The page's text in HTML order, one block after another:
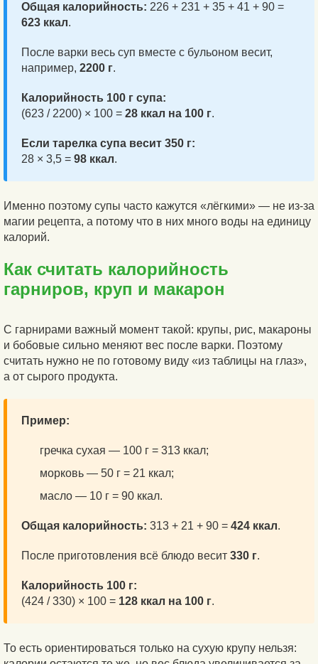
Общая калорийность: 226 + 231 + 35 + 41 + 90 =
623 ккал.
После варки весь суп вместе с бульоном весит,
например, 2200 г.
Калорийность 100 г супа:
(623 / 2200) × 100 = 28 ккал на 100 г.
Если тарелка супа весит 350 г:
28 × 3,5 = 98 ккал.
Именно поэтому супы часто кажутся «лёгкими» — не из-за
магии рецепта, а потому что в них много воды на единицу
калорий.
Как считать калорийность
гарниров, круп и макарон
С гарнирами важный момент такой: крупы, рис, макароны
и бобовые сильно меняют вес после варки. Поэтому
считать нужно не по готовому виду «из таблицы на глаз»,
а от сырого продукта.
Пример:
гречка сухая — 100 г = 313 ккал;
морковь — 50 г = 21 ккал;
масло — 10 г = 90 ккал.
Общая калорийность: 313 + 21 + 90 = 424 ккал.
После приготовления всё блюдо весит 330 г.
Калорийность 100 г:
(424 / 330) × 100 = 128 ккал на 100 г.
То есть ориентироваться только на сухую крупу нельзя: